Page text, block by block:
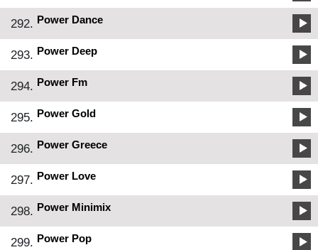
292. Power Dance
293. Power Deep
294. Power Fm
295. Power Gold
296. Power Greece
297. Power Love
298. Power Minimix
299. Power Pop